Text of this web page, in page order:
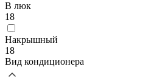
В люк
18
Накрышный
18
Вид кондиционера